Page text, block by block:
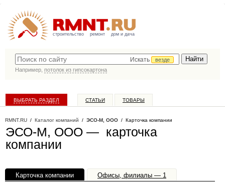
строительство ремонт дом и дача
Искать
везде
Например, потолок из гипсокартона
ВЫБРАТЬ РАЗДЕЛ СТАТЬИ ТОВАРЫ
RMNT.RU / Каталог компаний / ЭСО-М, ООО / Карточка компании
ЭСО-М, ООО — карточка
компании
Карточка компании Офисы, филиалы — 1